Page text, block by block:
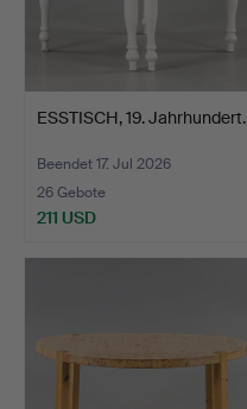
ESSTISCH, 19. Jahrhundert.
Beendet 17. Jul 2026
26 Gebote
211 USD